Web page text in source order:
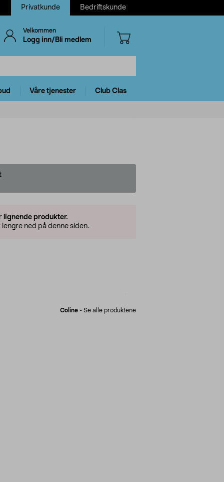
Privatkunde Bedriftskunde
Velkommen
Logg inn/Bli medlem
Våre tjenester Club Clas
lignende produkter.
ned på denne siden.
Coline - Se alle produktene